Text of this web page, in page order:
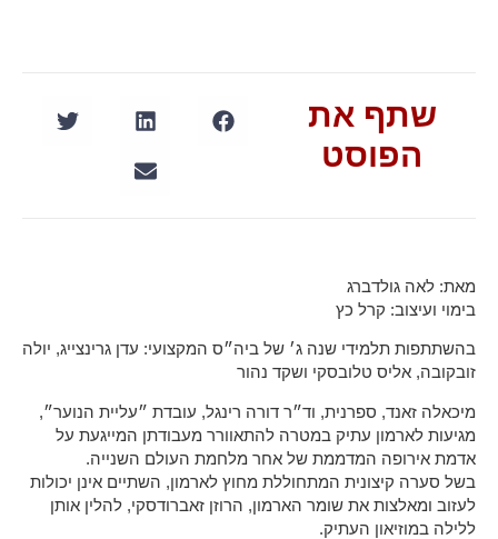
שתף את
הפוסט
מאת: לאה גולדברג
בימוי ועיצוב: קרל כץ
בהשתתפות תלמידי שנה ג׳ של ביה״ס המקצועי: עדן גרינצייג, יולה
זובקובה, אליס טלובסקי ושקד נהור
מיכאלה זאנד, ספרנית, וד״ר דורה רינגל, עובדת ״עליית הנוער״,
מגיעות לארמון עתיק במטרה להתאוורר מעבודתן המייגעת על
אדמת אירופה המדממת של אחר מלחמת העולם השנייה.
בשל סערה קיצונית המתחוללת מחוץ לארמון, השתיים אינן יכולות
לעזוב ומאלצות את שומר הארמון, הרוזן זאברודסקי, להלין אותן
ללילה במוזיאון העתיק.